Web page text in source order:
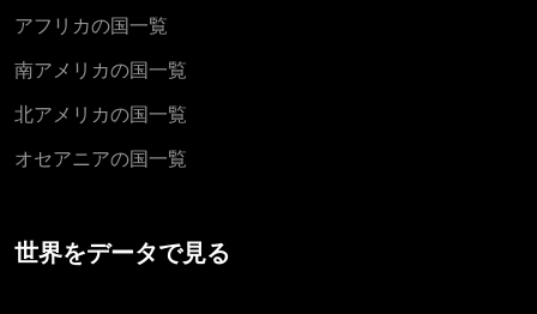
アフリカの国一覧
南アメリカの国一覧
北アメリカの国一覧
オセアニアの国一覧
世界をデータで見る